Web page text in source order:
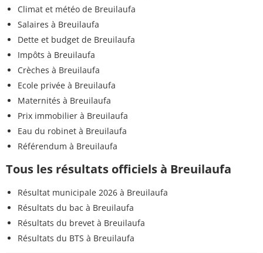
Climat et météo de Breuilaufa
Salaires à Breuilaufa
Dette et budget de Breuilaufa
Impôts à Breuilaufa
Crèches à Breuilaufa
Ecole privée à Breuilaufa
Maternités à Breuilaufa
Prix immobilier à Breuilaufa
Eau du robinet à Breuilaufa
Référendum à Breuilaufa
Tous les résultats officiels à Breuilaufa
Résultat municipale 2026 à Breuilaufa
Résultats du bac à Breuilaufa
Résultats du brevet à Breuilaufa
Résultats du BTS à Breuilaufa